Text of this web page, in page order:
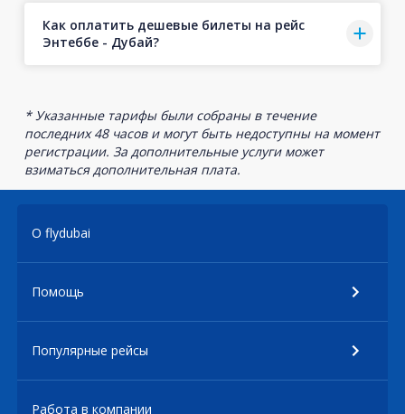
Как оплатить дешевые билеты на рейс
Энтеббе - Дубай?
* Указанные тарифы были собраны в течение
последних 48 часов и могут быть недоступны на момент
регистрации. За дополнительные услуги может
взиматься дополнительная плата.
О flydubai
Помощь
Популярные рейсы
Работа в компании